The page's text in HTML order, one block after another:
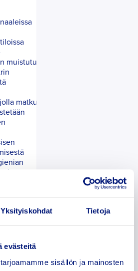
Yksityiskohdat Tietoja
evästeitä
sisällön ja mainosten
muistutus
matkustajaterminaaleissa.
materiaalia